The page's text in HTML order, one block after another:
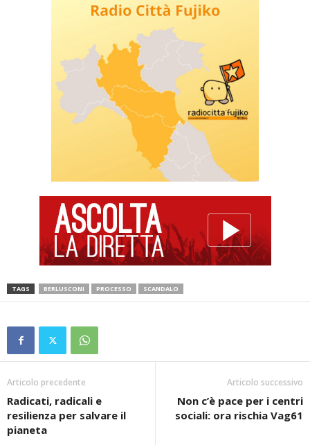
TAGS BERLUSCONI PROCESSO SCANDALO
Articolo precedente
Radicati, radicali e
resilienza per salvare il
pianeta
Articolo successivo
Non c’è pace per i centri
sociali: ora rischia Vag61